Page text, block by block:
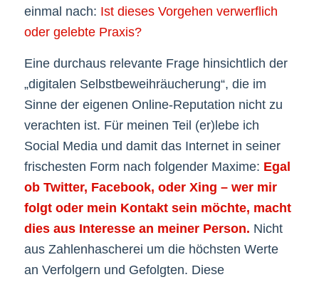
einmal nach: Ist dieses Vorgehen verwerflich
oder gelebte Praxis?
Eine durchaus relevante Frage hinsichtlich der
„digitalen Selbstbeweihräucherung“, die im
Sinne der eigenen Online-Reputation nicht zu
verachten ist. Für meinen Teil (er)lebe ich
Social Media und damit das Internet in seiner
frischesten Form nach folgender Maxime: Egal
ob Twitter, Facebook, oder Xing – wer mir
folgt oder mein Kontakt sein möchte, macht
dies aus Interesse an meiner Person. Nicht
aus Zahlenhascherei um die höchsten Werte
an Verfolgern und Gefolgten. Diese